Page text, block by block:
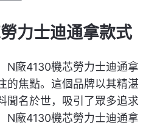
力士迪通拿款式
N廠4130機芯勞力士迪通拿
的焦點。這個品牌以其精湛
聞名於世，吸引了眾多追求
N廠4130機芯勞力士迪通拿